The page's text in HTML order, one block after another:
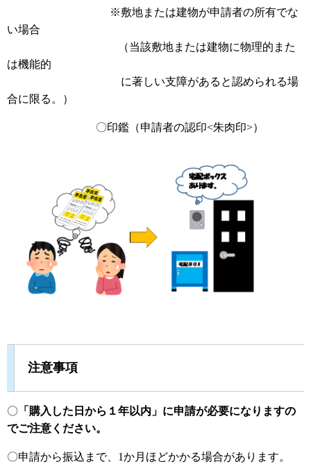
※敷地または建物が申請者の所有でな
い場合
（当該敷地または建物に物理的また
は機能的
に著しい支障があると認められる場
合に限る。）
〇印鑑（申請者の認印<朱肉印>）
注意事項
〇 「購入した日から１年以内」に申請が必要になりますの
でご注意ください。
〇申請から振込まで、1か月ほどかかる場合があります。